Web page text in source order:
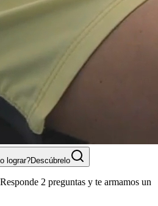
lograr?Descúbrelo
2 preguntas y te armamos un